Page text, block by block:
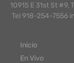
10915 E 31st St #9,
Tel 918-254-7556
Inicio
En Vivo